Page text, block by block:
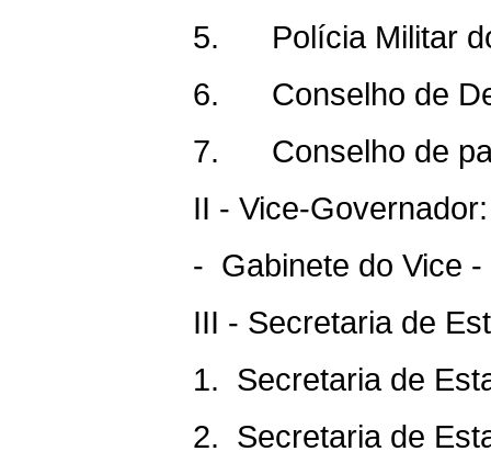
5. Polícia Militar
6. Conselho de
7. Conselho de
II - Vice-Governador:
- Gabinete do Vice
III - Secretaria de
1. Secretaria de
2. Secretaria de